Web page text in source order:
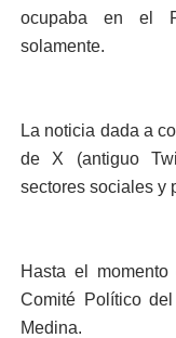
ocupaba en el
solamente.
La noticia dada a
de X (antiguo
sectores sociales y
Hasta el
Comité Político
Medina.